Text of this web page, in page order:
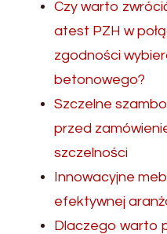
Czy warto
atest PZH w
zgodności
betonowego?
Szczelne
przed
szczelności
Innowacyjne
efektywnej
Dlaczego warto